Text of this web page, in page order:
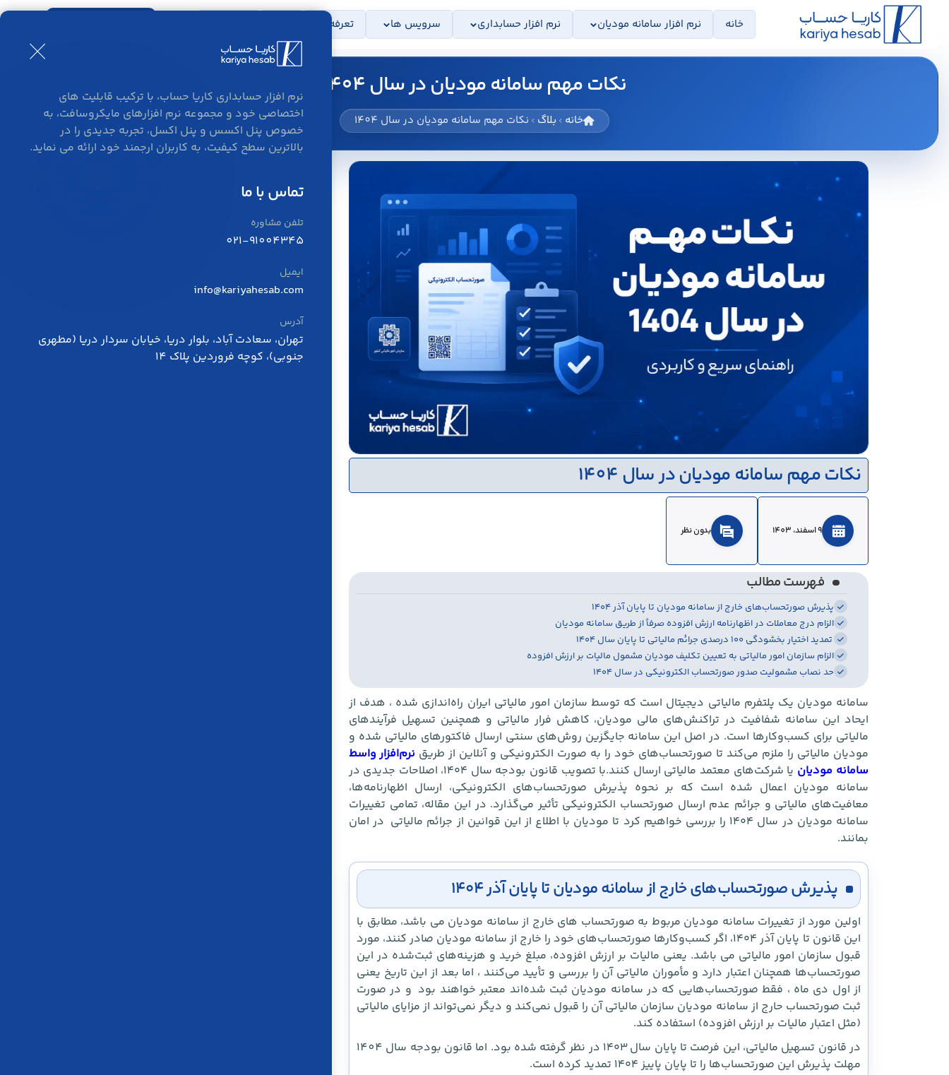
نرم افزار حسابداری کاریا حساب، با ترکیب قابلیت های
اختصاصی خود و مجموعه نرم افزارهای مایکروسافت، به
خصوص پنل اکسس و پنل اکسل، تجربه جدیدی را در
بالاترین سطح کیفیت، به کاربران ارجمند خود ارائه می نماید.
تماس با ما
تلفن مشاوره
021-91004345
ایمیل
info@kariyahesab.com
آدرس
تهران، سعادت آباد، بلوار دریا، خیابان سردار دریا (مطهری
جنوبی)، کوچه فروردین پلاک 14
خانه نرم افزار سامانه مودیان نرم افزار حسابداری سرویس ها تعرفه ها
نکات مهم سامانه مودیان در سال 1404
خانه بلاگ نکات مهم سامانه مودیان در سال 1404
نکات مهم سامانه مودیان در سال 1404
9 اسفند، 1403 بدون نظر
فهرست مطالب
پذیرش صورتحساب‌های خارج از سامانه مودیان تا پایان آذر ۱۴۰۴
الزام درج معاملات در اظهارنامه ارزش افزوده صرفاً از طریق سامانه مودیان
تمدید اختیار بخشودگی ۱۰۰ درصدی جرائم مالیاتی تا پایان سال ۱۴۰۴
الزام سازمان امور مالیاتی به تعیین تکلیف مودیان مشمول مالیات بر ارزش افزوده
حد نصاب مشمولیت صدور صورتحساب الکترونیکی در سال ۱۴۰۴
سامانه مودیان یک پلتفرم مالیاتی دیجیتال است که توسط سازمان امور مالیاتی ایران راه‌اندازی شده ، هدف از
ایحاد این سامانه شفافیت در تراکنش‌های مالی مودیان، کاهش فرار مالیاتی و همچنین تسهیل فرآیندهای
مالیاتی برای کسب‌وکارها است. در اصل این سامانه جایگزین روش‌های سنتی ارسال فاکتورهای مالیاتی شده و
مودیان مالیاتی را ملزم می‌کند تا صورتحساب‌های خود را به صورت الکترونیکی و آنلاین از طریق نرم‌افزار واسط
سامانه مودیان
یا شرکت‌های معتمد مالیاتی ارسال کنند.با تصویب قانون بودجه سال ۱۴۰۴، اصلاحات جدیدی در
سامانه مودیان اعمال شده است که بر نحوه پذیرش صورتحساب‌های الکترونیکی، ارسال اظهارنامه‌ها،
معافیت‌های مالیاتی و جرائم عدم ارسال صورتحساب الکترونیکی تأثیر می‌گذارد. در این مقاله، تمامی تغییرات
سامانه مودیان در سال ۱۴۰۴ را بررسی خواهیم کرد تا مودیان با اطلاع از این قوانین از جرائم مالیاتی در امان
بمانند.
پذیرش صورتحساب‌های خارج از سامانه مودیان تا پایان آذر ۱۴۰۴
اولین مورد از تغییرات سامانه مودیان مربوط به صورتحساب های خارج از سامانه مودیان می باشد، مطابق با
این قانون تا پایان آذر ۱۴۰۴، اگر کسب‌وکارها صورتحساب‌های خود را خارج از سامانه مودیان صادر کنند، مورد
قبول سازمان امور مالیاتی می باشد. یعنی مالیات بر ارزش افزوده، مبلغ خرید و هزینه‌های ثبت‌شده در این
صورتحساب‌ها همچنان اعتبار دارد و مأموران مالیاتی آن را بررسی و تأیید می‌کنند ، اما بعد از این تاریخ یعنی
از اول دی ماه ، فقط صورتحساب‌هایی که در سامانه مودیان ثبت شده‌اند معتبر خواهند بود و در صورت
ثبت صورتحساب حارج از سامانه مودیان سازمان مالیاتی آن را قبول نمی‌کند و دیگر نمی‌تواند از مزایای مالیاتی
(مثل اعتبار مالیات بر ارزش افزوده) استفاده کند.
در قانون تسهیل مالیاتی، این فرصت تا پایان سال ۱۴۰۳ در نظر گرفته شده بود. اما قانون بودجه سال 1404
مهلت پذیرش این صورتحساب‌ها را تا پایان پاییز ۱۴۰۴ تمدید کرده است.